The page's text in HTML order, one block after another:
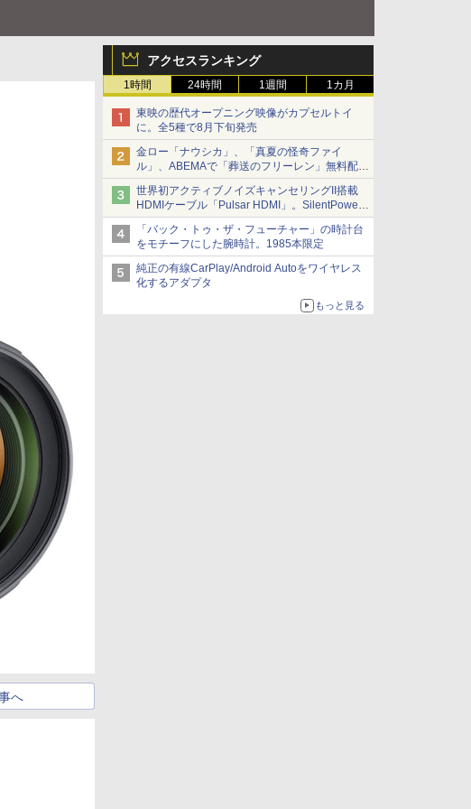
アクセスランキング
1時間 24時間 1週間 1カ月
東映の歴代オープニング映像がカプセルトイ
に。全5種で8月下旬発売
金ロー「ナウシカ」、「真夏の怪奇ファイ
ル」、ABEMAで「葬送のフリーレン」無料配信
など。夏の特番・配信情報
世界初アクティブノイズキャンセリングII搭載
HDMIケーブル「Pulsar HDMI」。SilentPower
から
「バック・トゥ・ザ・フューチャー」の時計台
をモチーフにした腕時計。1985本限定
純正の有線CarPlay/Android Autoをワイヤレス
化するアダプタ
もっと見る
へ